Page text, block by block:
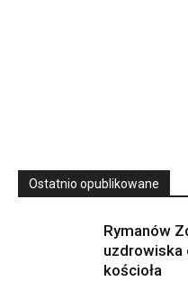
Ostatnio opublikowane
Rymanów
uzdrowiska
kościoła